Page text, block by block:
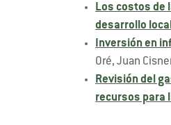
Los costos de
desarrollo local
Inversión en
Oré, Juan
Revisión del
recursos para